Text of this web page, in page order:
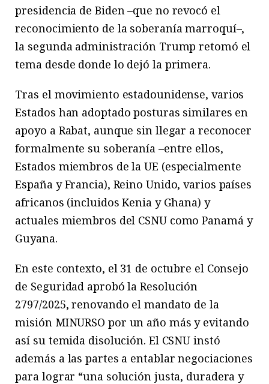
presidencia de Biden –que no revocó el
reconocimiento de la soberanía marroquí–,
la segunda administración Trump retomó el
tema desde donde lo dejó la primera.
Tras el movimiento estadounidense, varios
Estados han adoptado posturas similares en
apoyo a Rabat, aunque sin llegar a reconocer
formalmente su soberanía –entre ellos,
Estados miembros de la UE (especialmente
España y Francia), Reino Unido, varios países
africanos (incluidos Kenia y Ghana) y
actuales miembros del CSNU como Panamá y
Guyana.
En este contexto, el 31 de octubre el Consejo
de Seguridad aprobó la Resolución
2797/2025, renovando el mandato de la
misión MINURSO por un año más y evitando
así su temida disolución. El CSNU instó
además a las partes a entablar negociaciones
para lograr “una solución justa, duradera y